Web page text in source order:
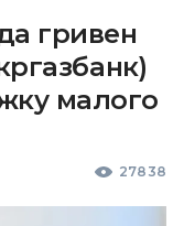
гривен
малого
27838